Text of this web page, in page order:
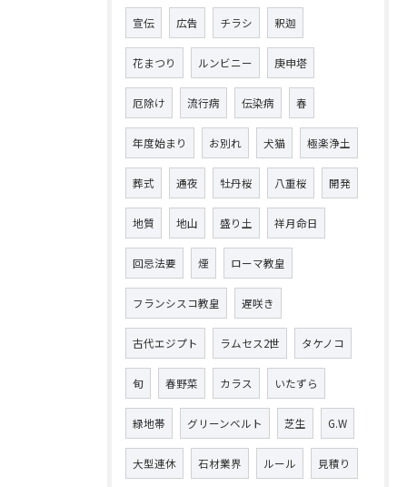
宣伝 広告 チラシ 釈迦
花まつり ルンビニー 庚申塔
厄除け 流行病 伝染病 春
年度始まり お別れ 犬猫 極楽浄土
葬式 通夜 牡丹桜 八重桜 開発
地質 地山 盛り土 祥月命日
回忌法要 煙 ローマ教皇
フランシスコ教皇 遅咲き
古代エジプト ラムセス2世 タケノコ
旬 春野菜 カラス いたずら
緑地帯 グリーンベルト 芝生 G.W
大型連休 石材業界 ルール 見積り